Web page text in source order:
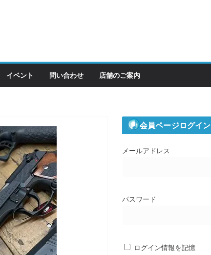
イベント 問い合わせ 店舗のご案内
会員ページログイン
メールアドレス
パスワード
ログイン情報を記憶